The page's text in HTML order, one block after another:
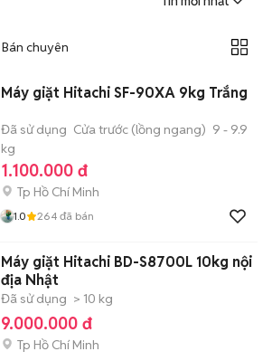
Bán chuyên
Máy giặt Hitachi SF-90XA 9kg Trắng
Đã sử dụng Cửa trước (lồng ngang) 9 - 9.9
kg
1.100.000 đ
Tp Hồ Chí Minh
1.0 264 đã bán
Máy giặt Hitachi BD-S8700L 10kg nội
địa Nhật
Đã sử dụng > 10 kg
9.000.000 đ
Tp Hồ Chí Minh